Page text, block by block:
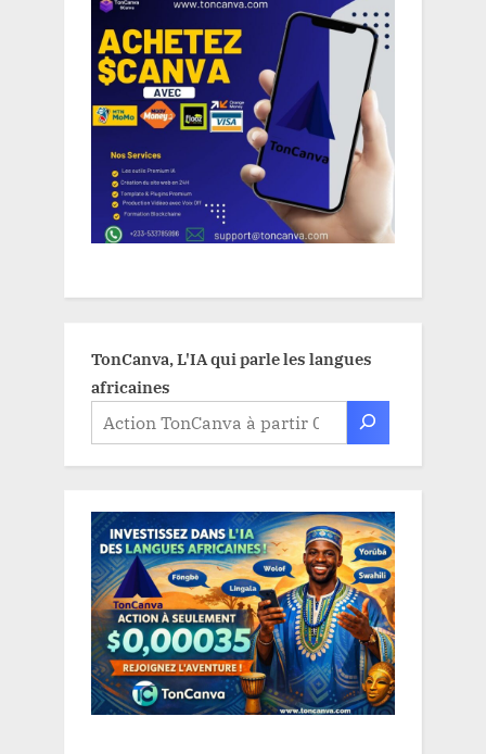
TonCanva, L'IA qui parle les langues
africaines